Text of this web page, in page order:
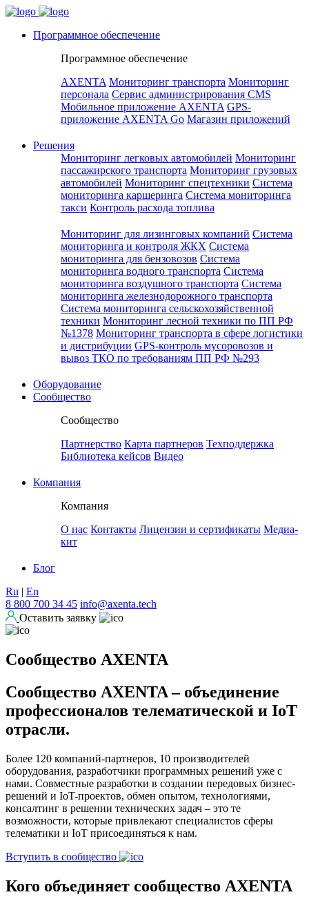
Программное обеспечение
Программное обеспечение
AXENTA Мониторинг транспорта Мониторинг
персонала Сервис администрирования CMS
Мобильное приложение AXENTA GPS-
приложение AXENTA Go Магазин приложений
Решения
Мониторинг легковых автомобилей Мониторинг
пассажирского транспорта Мониторинг грузовых
автомобилей Мониторинг спецтехники Система
мониторинга каршеринга Система мониторинга
такси Контроль расхода топлива
Мониторинг для лизинговых компаний Система
мониторинга и контроля ЖКХ Система
мониторинга для бензовозов Система
мониторинга водного транспорта Система
мониторинга воздушного транспорта Система
мониторинга железнодорожного транспорта
Система мониторинга сельскохозяйственной
техники Мониторинг лесной техники по ПП РФ
№1378 Мониторинг транспорта в сфере логистики
и дистрибуции GPS-контроль мусоровозов и
вывоз ТКО по требованиям ПП РФ №293
Оборудование
Сообщество
Сообщество
Партнерство Карта партнеров Техподдержка
Библиотека кейсов Видео
Компания
Компания
О нас Контакты Лицензии и сертификаты Медиа-
кит
Блог
Ru | En
8 800 700 34 45 info@axenta.tech
Оставить заявку
Сообщество AXENTA
Сообщество AXENTA – объединение
профессионалов телематической и IoT
отрасли.
Более 120 компаний-партнеров, 10 производителей
оборудования, разработчики программных решений уже с
нами. Совместные разработки в создании передовых бизнес-
решений и IoT-проектов, обмен опытом, технологиями,
консалтинг в решении технических задач – это те
возможности, которые привлекают специалистов сферы
телематики и IoT присоединяться к нам.
Вступить в сообщество
Кого объединяет сообщество AXENTA